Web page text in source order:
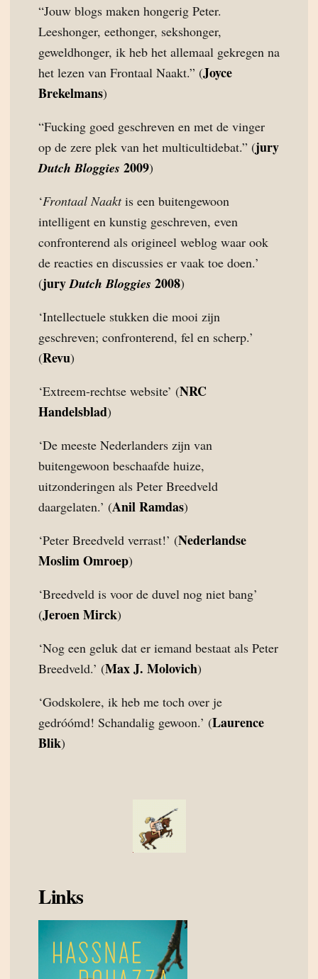
“Jouw blogs maken hongerig Peter.
Leeshonger, eethonger, sekshonger,
geweldhonger, ik heb het allemaal gekregen na
het lezen van Frontaal Naakt.” (Joyce
Brekelmans)
“Fucking goed geschreven en met de vinger
op de zere plek van het multicultidebat.” (jury
Dutch Bloggies 2009)
‘Frontaal Naaktis een buitengewoon
intelligent en kunstig geschreven, even
confronterend als origineel weblog waar ook
de reacties en discussies er vaak toe doen.’
(juryDutch Bloggies 2008)
‘Intellectuele stukken die mooi zijn
geschreven; confronterend, fel en scherp.’
(Revu)
‘Extreem-rechtse website’ (NRC
Handelsblad)
‘De meeste Nederlanders zijn van
buitengewoon beschaafde huize,
uitzonderingen als Peter Breedveld
daargelaten.’ (Anil Ramdas)
‘Peter Breedveld verrast!’ (Nederlandse
Moslim Omroep)
‘Breedveld is voor de duvel nog niet bang’
(Jeroen Mirck)
‘Nog een geluk dat er iemand bestaat als Peter
Breedveld.’ (Max J. Molovich)
‘Godskolere, ik heb me toch over je
gedróómd! Schandalig gewoon.’ (Laurence
Blik)
Links